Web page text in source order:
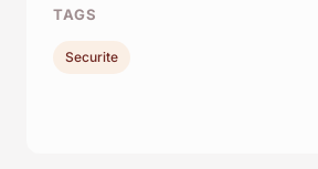
TAGS
Securite